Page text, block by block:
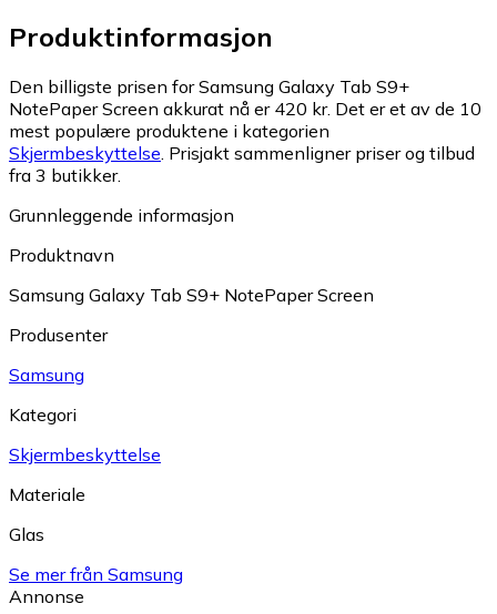
Produktinformasjon
Den billigste prisen for Samsung Galaxy Tab S9+
NotePaper Screen akkurat nå er 420 kr. Det er et av de 10
mest populære produktene i kategorien
Skjermbeskyttelse. Prisjakt sammenligner priser og tilbud
fra 3 butikker.
Grunnleggende informasjon
Produktnavn
Samsung Galaxy Tab S9+ NotePaper Screen
Produsenter
Samsung
Kategori
Skjermbeskyttelse
Materiale
Glas
Se mer från Samsung
Annonse